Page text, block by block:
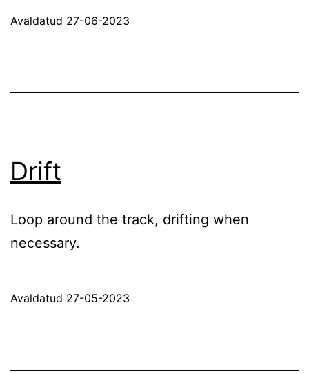
Avaldatud 27-06-2023
Drift
Loop around the track, drifting when
necessary.
Avaldatud 27-05-2023